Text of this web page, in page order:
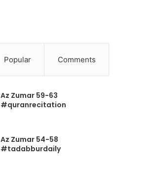
Popular Comments
Az Zumar 59-63
#quranrecitation
Az Zumar 54-58
#tadabburdaily